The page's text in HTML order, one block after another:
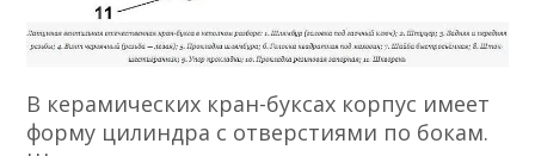
В керамических кран-буксах корпус имеет
форму цилиндра с отверстиями по бокам.